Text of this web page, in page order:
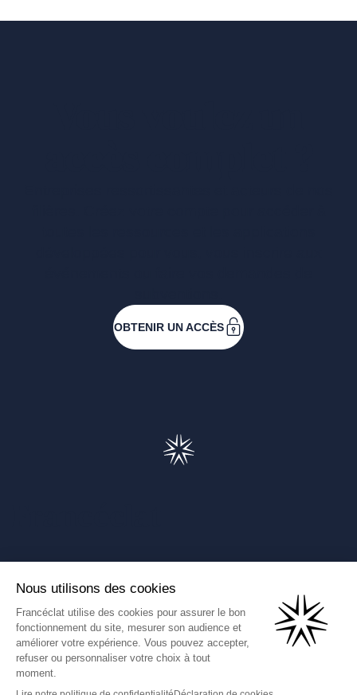
OBTENIR UN ACCÈS
Présentation de Francéclat
Comprendre la taxe HBJOAT
Journalistes
Francéclat International (Ce lien s'ouvre dans un